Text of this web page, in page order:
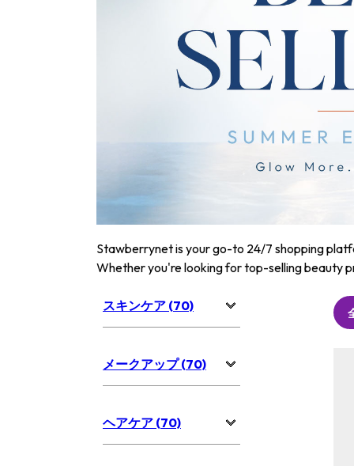
Stawberrynet is your go-to 24/7 shopping
Whether you're looking for top-selling beauty
スキンケア (70)
メークアップ (70)
ヘアケア (70)